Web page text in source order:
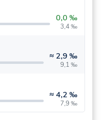
0,0 ‰
3,4 ‰
≈ 2,9 ‰
9,1 ‰
≈4,2 ‰
7,9 ‰